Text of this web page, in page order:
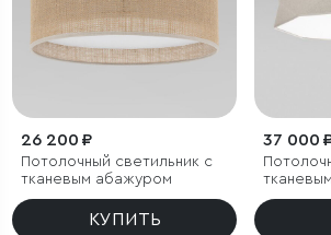
26 200 ₽
Потолочный светильник с
тканевым абажуром
КУПИТЬ
37 000